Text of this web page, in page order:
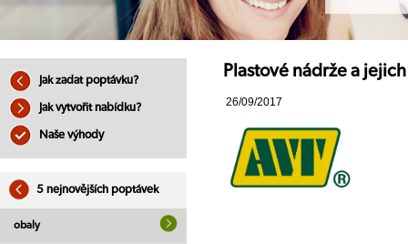
Jak zadat poptávku?
Jak vytvořit nabídku?
Naše výhody
5 nejnovějších poptávek
obaly
Plastové nádrže a
26/09/2017